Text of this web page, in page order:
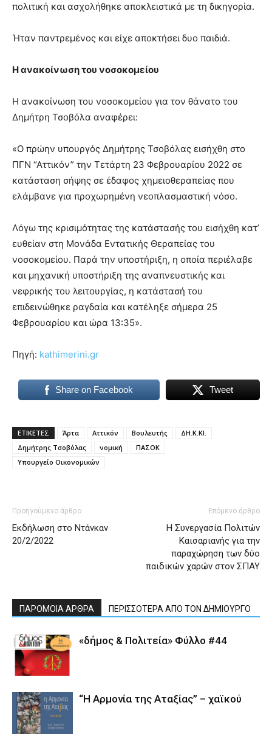
πολιτική και ασχολήθηκε αποκλειστικά με τη δικηγορία.
Ήταν παντρεμένος και είχε αποκτήσει δυο παιδιά.
Η ανακοίνωση του νοσοκομείου
Η ανακοίνωση του νοσοκομείου για τον θάνατο του
Δημήτρη Τσοβόλα αναφέρει:
«Ο πρώην υπουργός Δημήτρης Τσοβόλας εισήχθη στο
ΠΓΝ “Αττικόν” την Τετάρτη 23 Φεβρουαρίου 2022 σε
κατάσταση σήψης σε έδαφος χημειοθεραπείας που
ελάμβανε για προχωρημένη νεοπλασμαστική νόσο.
Λόγω της κρισιμότητας της κατάστασής του εισήχθη κατ’
ευθείαν στη Μονάδα Εντατικής Θεραπείας του
νοσοκομείου. Παρά την υποστήριξη, η οποία περιέλαβε
και μηχανική υποστήριξη της αναπνευστικής και
νεφρικής του λειτουργίας, η κατάστασή του
επιδεινώθηκε ραγδαία και κατέληξε σήμερα 25
Φεβρουαρίου και ώρα 13:35».
Πηγή: kathimerini.gr
Share on Facebook Tweet
ΕΤΙΚΕΤΕΣ Άρτα Αττικόν Βουλευτής
ΔΗ.Κ.ΚΙ.
Δημήτρης Τσοβόλας
νομική
ΠΑΣΟΚ
Υπουργείο Οικονομικών
Προηγούμενο άρθρο
Εκδήλωση στο Ντάνκαν
20/2/2022
Επόμενο άρθρο
H Συνεργασία Πολιτών
Καισαριανής για την
παραχώρηση των δύο
παιδικών χαρών στον ΣΠΑΥ
ΠΑΡΟΜΟΙΑ ΑΡΘΡΑ ΠΕΡΙΣΣΟΤΕΡΑ ΑΠΟ ΤΟΝ ΔΗΜΙΟΥΡΓΟ
«δήμος & Πολιτεία» Φύλλο #44
“Η Αρμονία της Αταξίας” – χαϊκού